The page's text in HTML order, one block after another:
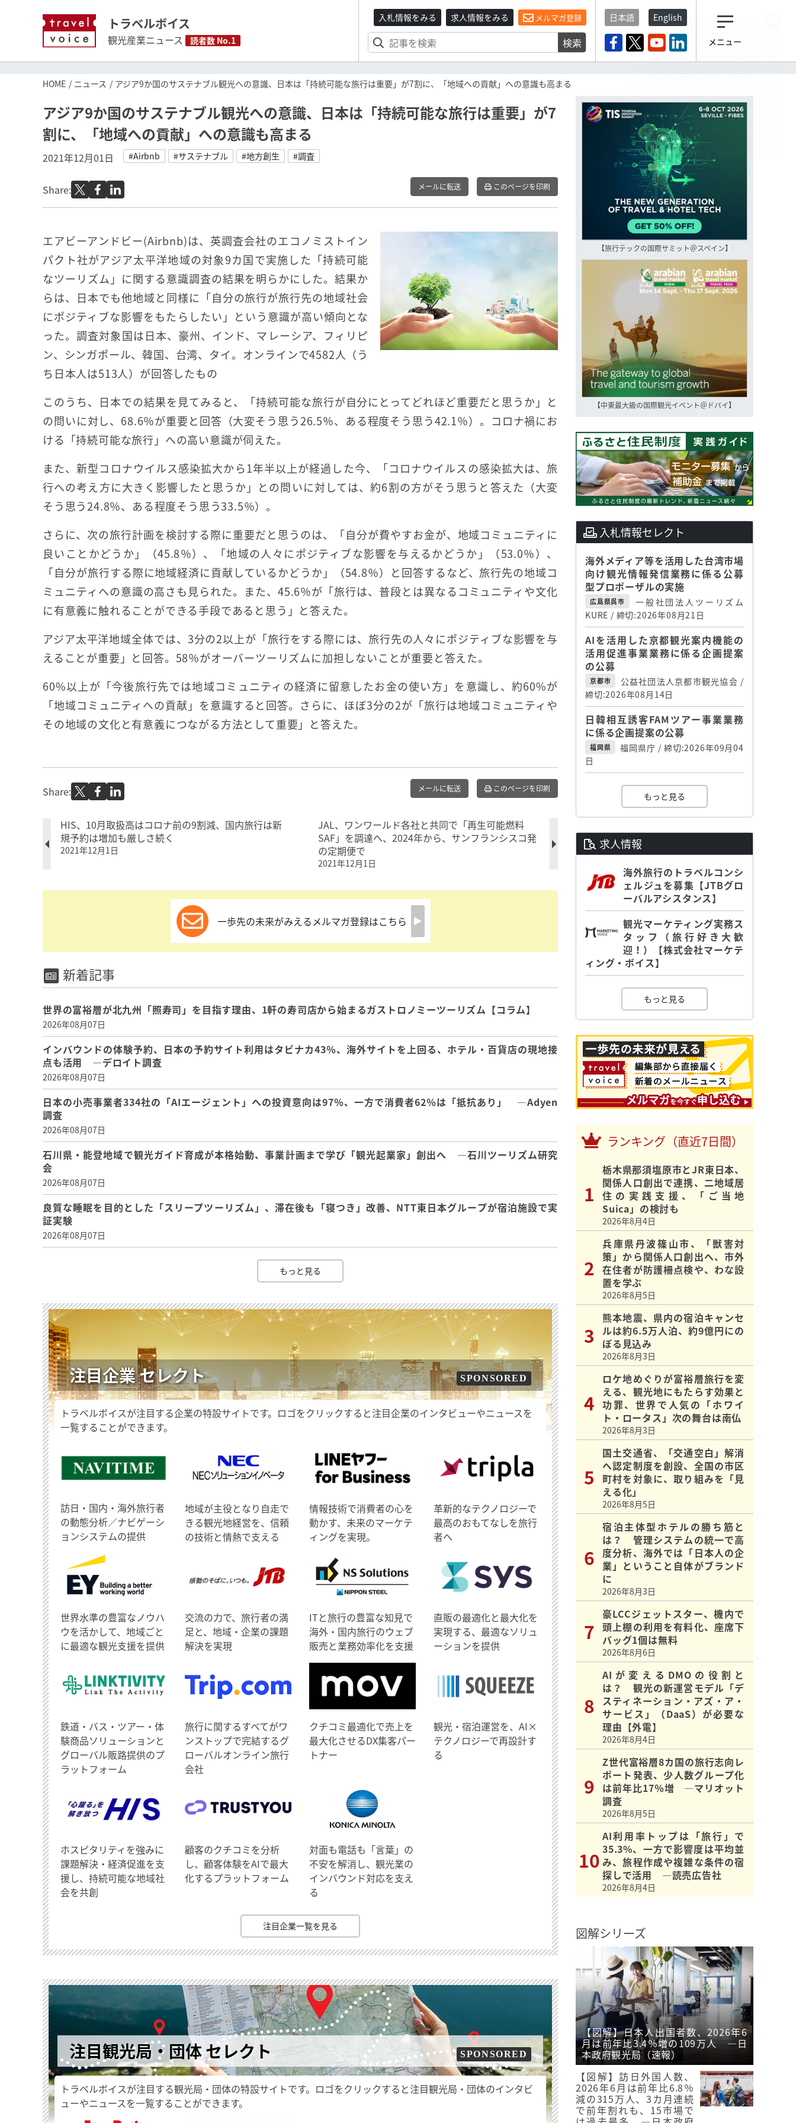
トラベルボイス
観光産業ニュース 読者数 No.1
入札情報をみる 求人情報をみる メルマガ登録
検索
日本語 English
メニュー
HOME ニュース アジア9か国のサステナブル観光への意識、日本は「持続可能な旅行は重要」が7割に、「地域への貢献」への意識も高まる
アジア9か国のサステナブル観光への意識、日本は「持続可能な旅行は重要」が7
割に、「地域への貢献」への意識も高まる
2021年12月01日 #Airbnb #サステナブル #地方創生 #調査
Share: メールに転送 このページを印刷
エアビーアンドビー(Airbnb)は、英調査会社のエコノミストイン
パクト社がアジア太平洋地域の対象9カ国で実施した「持続可能
なツーリズム」に関する意識調査の結果を明らかにした。結果か
らは、日本でも他地域と同様に「自分の旅行が旅行先の地域社会
にポジティブな影響をもたらしたい」という意識が高い傾向とな
った。調査対象国は日本、豪州、インド、マレーシア、フィリピ
ン、シンガポール、韓国、台湾、タイ。オンラインで4582人（う
ち日本人は513人）が回答したもの
このうち、日本での結果を見てみると、「持続可能な旅行が自分にとってどれほど重要だと思うか」と
の問いに対し、68.6％が重要と回答（大変そう思う26.5％、ある程度そう思う42.1％）。コロナ禍にお
ける「持続可能な旅行」への高い意識が伺えた。
また、新型コロナウイルス感染拡大から1年半以上が経過した今、「コロナウイルスの感染拡大は、旅
行への考え方に大きく影響したと思うか」との問いに対しては、約6割の方がそう思うと答えた（大変
そう思う24.8％、ある程度そう思う33.5％）。
さらに、次の旅行計画を検討する際に重要だと思うのは、「自分が費やすお金が、地域コミュニティに
良いことかどうか」（45.8％）、「地域の人々にポジティブな影響を与えるかどうか」（53.0％）、
「自分が旅行する際に地域経済に貢献しているかどうか」（54.8％）と回答するなど、旅行先の地域コ
ミュニティへの意識の高さも見られた。また、45.6％が「旅行は、普段とは異なるコミュニティや文化
に有意義に触れることができる手段であると思う」と答えた。
アジア太平洋地域全体では、3分の2以上が「旅行をする際には、旅行先の人々にポジティブな影響を与
えることが重要」と回答。58％がオーバーツーリズムに加担しないことが重要と答えた。
60%以上が「今後旅行先では地域コミュニティの経済に留意したお金の使い方」を意識し、約60%が
「地域コミュニティへの貢献」を意識すると回答。さらに、ほぼ3分の2が「旅行は地域コミュニティや
その地域の文化と有意義につながる方法として重要」と答えた。
Share: メールに転送 このページを印刷
HIS、10月取扱高はコロナ前の9割減、国内旅行は新
規予約は増加も厳しさ続く
2021年12月1日
JAL、ワンワールド各社と共同で「再生可能燃料
SAF」を調達へ、2024年から、サンフランシスコ発
の定期便で
2021年12月1日
一歩先の未来がみえるメルマガ登録はこちら
新着記事
世界の富裕層が北九州「照寿司」を目指す理由、1軒の寿司店から始まるガストロノミーツーリズム【コラム】
2026年08月07日
インバウンドの体験予約、日本の予約サイト利用はタビナカ43％、海外サイトを上回る、ホテル・百貨店の現地接
点も活用 ―デロイト調査
2026年08月07日
日本の小売事業者334社の「AIエージェント」への投資意向は97％、一方で消費者62％は「抵抗あり」 ―Adyen
調査
2026年08月07日
石川県・能登地域で観光ガイド育成が本格始動、事業計画まで学び「観光起業家」創出へ ―石川ツーリズム研究
会
2026年08月07日
良質な睡眠を目的とした「スリープツーリズム」、滞在後も「寝つき」改善、NTT東日本グループが宿泊施設で実
証実験
2026年08月07日
もっと見る
注目企業 セレクト SPONSORED
トラベルボイスが注目する企業の特設サイトです。ロゴをクリックすると注目企業のインタビューやニュースを
一覧することができます。
訪日・国内・海外旅行者
の動態分析／ナビゲーシ
ョンシステムの提供
地域が主役となり自走で
きる観光地経営を、信頼
の技術と情熱で支える
情報技術で消費者の心を
動かす、未来のマーケテ
ィングを実現。
革新的なテクノロジーで
最高のおもてなしを旅行
者へ
世界水準の豊富なノウハ
ウを活かして、地域ごと
に最適な観光支援を提供
交流の力で、旅行者の満
足と、地域・企業の課題
解決を実現
ITと旅行の豊富な知見で
海外・国内旅行のウェブ
販売と業務効率化を支援
直販の最適化と最大化を
実現する、最適なソリュ
ーションを提供
鉄道・バス・ツアー・体
験商品ソリューションと
グローバル販路提供のプ
ラットフォーム
旅行に関するすべてがワ
ンストップで完結するグ
ローバルオンライン旅行
会社
クチコミ最適化で売上を
最大化させるDX集客パー
トナー
観光・宿泊運営を、AI×
テクノロジーで再設計す
る
ホスピタリティを強みに
課題解決・経済促進を支
援し、持続可能な地域社
会を共創
顧客のクチコミを分析
し、顧客体験をAIで最大
化するプラットフォーム
対面も電話も「言葉」の
不安を解消し、観光業の
インバウンド対応を支え
る
注目企業一覧を見る
注目観光局・団体 セレクト SPONSORED
トラベルボイスが注目する観光局・団体の特設サイトです。ロゴをクリックすると注目観光局・団体のインタビ
ューやニュースを一覧することができます。
【旅行テックの国際サミット＠スペイン】
【中東最大級の国際観光イベント＠ドバイ】
入札情報セレクト
海外メディア等を活用した台湾市場
向け観光情報発信業務に係る公募
型プロポーザルの実施
広島県呉市
一般社団法人ツーリズム
KURE / 締切:2026年08月21日
AIを活用した京都観光案内機能の
活用促進事業業務に係る企画提案
の公募
京都市
公益社団法人京都市観光協会 /
締切:2026年08月14日
日韓相互誘客FAMツアー事業業務
に係る企画提案の公募
福岡県
福岡県庁 / 締切:2026年09月04
日
もっと見る
求人情報
海外旅行のトラベルコンシ
ェルジュを募集【JTBグロ
ーバルアシスタンス】
観光マーケティング実務ス
タッフ（旅行好き大歓
迎！）【株式会社マーケテ
ィング・ボイス】
もっと見る
ランキング（直近7日間）
栃木県那須塩原市とJR東日本、
関係人口創出で連携、二地域居
住の実践支援、「ご当地
Suica」の検討も
2026年8月4日
兵庫県丹波篠山市、「獣害対
策」から関係人口創出へ、市外
在住者が防護柵点検や、わな設
置を学ぶ
2026年8月5日
熊本地震、県内の宿泊キャンセ
ルは約6.5万人泊、約9億円にの
ぼる見込み
2026年8月3日
ロケ地めぐりが富裕層旅行を変
える、観光地にもたらす効果と
功罪、世界で人気の「ホワイ
ト・ロータス」次の舞台は南仏
2026年8月3日
国土交通省、「交通空白」解消
へ認定制度を創設、全国の市区
町村を対象に、取り組みを「見
える化」
2026年8月5日
宿泊主体型ホテルの勝ち筋と
は？ 管理システムの統一で高
度分析、海外では「日本人の企
業」ということ自体がブランド
に
2026年8月3日
豪LCCジェットスター、機内で
頭上棚の利用を有料化、座席下
バッグ1個は無料
2026年8月6日
AIが変えるDMOの役割と
は？ 観光の新運営モデル「デ
スティネーション・アズ・ア・
サービス」（DaaS）が必要な
理由【外電】
2026年8月4日
Z世代富裕層8カ国の旅行志向レ
ポート発表、少人数グループ化
は前年比17％増 ―マリオット
調査
2026年8月5日
AI利用率トップは「旅行」で
35.3%、一方で影響度は平均並
み、旅程作成や複雑な条件の宿
探しで活用 ―読売広告社
2026年8月4日
図解シリーズ
【図解】日本人出国者数、2026年6
月は前年比3.4％増の109万人 ―日
本政府観光局（速報）
【図解】訪日外国人数、
2026年6月は前年比6.8％
減の315万人、3カ月連続
で前年割れも、15市場で
観光産業ニュース「トラベ
登録済みですよね？
もし未だ登録していないなら…
いますぐ登録する